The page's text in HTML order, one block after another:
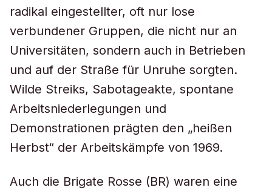
radikal eingestellter, oft nur lose
verbundener Gruppen, die nicht nur an
Universitäten, sondern auch in Betrieben
und auf der Straße für Unruhe sorgten.
Wilde Streiks, Sabotageakte, spontane
Arbeitsniederlegungen und
Demonstrationen prägten den „heißen
Herbst“ der Arbeitskämpfe von 1969.
Auch die Brigate Rosse (BR) waren eine